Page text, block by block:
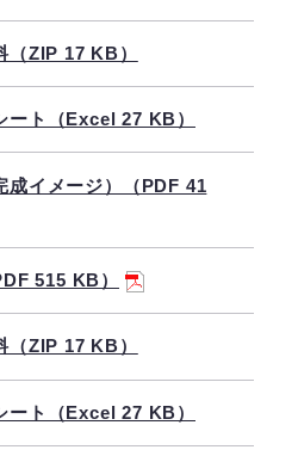
（ZIP 17 KB）
ート（Excel 27 KB）
成イメージ）（PDF 41
515 KB）
（ZIP 17 KB）
ート（Excel 27 KB）